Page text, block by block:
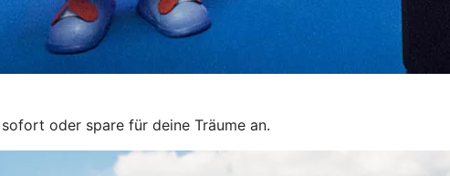
oder spare für deine Träume an.